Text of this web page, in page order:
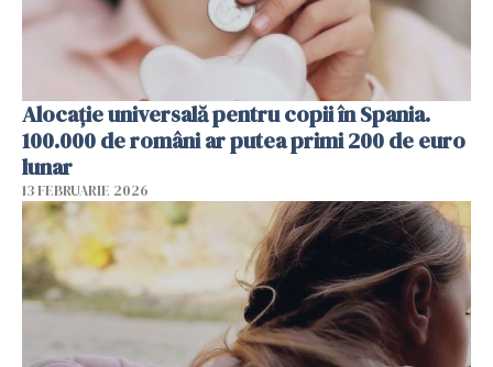
Alocație universală pentru copii în Spania.
100.000 de români ar putea primi 200 de euro
lunar
13 FEBRUARIE 2026